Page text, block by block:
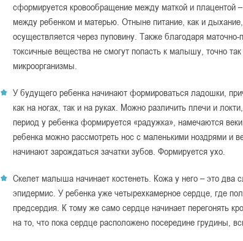
сформируется кровообращение между маткой и плацентой –
между ребенком и матерью. Отныне питание, как и дыхание,
осуществляется через пуповину. Также благодаря
токсичные вещества не смогут попасть к малышу, точно
микроорганизмы.
У будущего ребенка начинают формироваться ладошки,
как на ногах, так и на руках. Можно различить плечи и
период у ребенка формируется «радужка», намечаются
ребенка можно рассмотреть нос с маленькими ноздрями и
начинают зарождаться зачатки зубов. Формируется ухо.
Скелет малыша начинает костенеть. Кожа у него – это два
эпидермис. У ребенка уже четырехкамерное сердце, где
предсердия. К тому же само сердце начинает перегонять
на то, что пока сердце расположено посередине грудины,